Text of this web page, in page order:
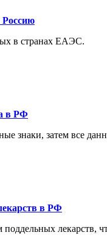
Россию
в странах ЕАЭС.
в РФ
знаки, затем все
в РФ
лекарств,